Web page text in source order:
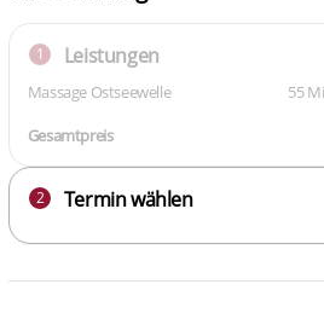
1 Leistungen
Massage Ostseewelle 55
Gesamtpreis
2 Termin wählen